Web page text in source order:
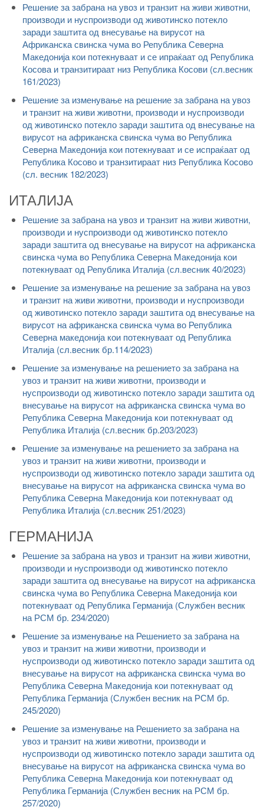
Решение за забрана на увоз и транзит на живи животни,
производи и нуспроизводи од животинско потекло
заради заштита од внесување на вирусот на
Африканска свинска чума во Република Северна
Македонија кои потекнуваат и се ипраќаат од Република
Косова и транзитираат низ Република Косови (сл.весник
161/2023)
Решение за изменување на решение за забрана на увоз
и транзит на живи животни, производи и нуспроизводи
од животинско потекло заради заштита од внесување на
вирусот на африканска свинска чума во Република
Северна Македонија кои потекнуваат и се испраќаат од
Република Косово и транзитираат низ Република Косово
(сл. весник 182/2023)
ИТАЛИЈА
Решение за забрана на увоз и транзит на живи животни,
производи и нуспроизводи од животинско потекло
заради заштита од внесување на вирусот на африканска
свинска чума во Република Северна Македонија кои
потекнуваат од Република Италија (сл.весник 40/2023)
Решение за изменување на решение за забрана на увоз
и транзит на живи животни, производи и нуспроизводи
од животинско потекло заради заштита од внесување на
вирусот на африканска свинска чума во Република
Северна македонија кои потекнуваат од Република
Италија (сл.весник бр.114/2023)
Решение за изменување на решението за забрана на
увоз и транзит на живи животни, производи и
нуспроизводи од животинско потекло заради заштита од
внесување на вирусот на африканска свинска чума во
Република Северна Македонија кои потекнуваат од
Република Италија (сл.весник бр.203/2023)
Решение за изменување на решението за забрана на
увоз и транзит на живи животни, производи и
нуспроизводи од животинско потекло заради заштита од
внесување на вирусот на африканска свинска чума во
Република Северна Македонија кои потекнуваат од
Република Италија (сл.весник 251/2023)
ГЕРМАНИЈА
Решение за забрана на увоз и транзит на живи животни,
производи и нуспроизводи од животинско потекло
заради заштита од внесување на вирусот на африканска
свинска чума во Република Северна Македонија кои
потекнуваат од Република Германија (Службен весник
на РСМ бр. 234/2020)
Решение за изменување на Решението за забрана на
увоз и транзит на живи животни, производи и
нуспроизводи од животинско потекло заради заштита од
внесување на вирусот на африканска свинска чума во
Република Северна Македонија кои потекнуваат од
Република Германија (Службен весник на РСМ бр.
245/2020)
Решение за изменување на Решението за забрана на
увоз и транзит на живи животни, производи и
нуспроизводи од животинско потекло заради заштита од
внесување на вирусот на африканска свинска чума во
Република Северна Македонија кои потекнуваат од
Република Германија (Службен весник на РСМ бр.
257/2020)